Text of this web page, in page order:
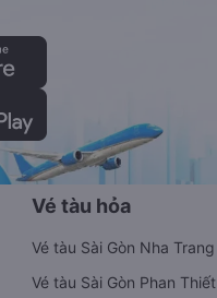
Vé tàu hỏa
Vé tàu Sài Gòn Nha Trang
Vé tàu Sài Gòn Phan Thiết